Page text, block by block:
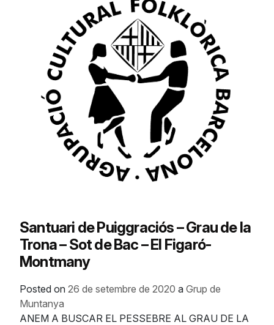
Santuari de Puiggraciós – Grau de la
Trona – Sot de Bac – El Figaró-
Montmany
Posted on 26 de setembre de 2020 a Grup de
Muntanya
ANEM A BUSCAR EL PESSEBRE AL GRAU DE LA